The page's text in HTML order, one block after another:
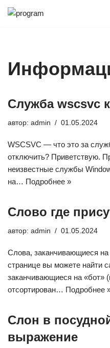
Служба wscsvc
автор: admin 01.05.2024
WSCSVC — что это за
отключить? Приветствую.
неизвестные службы
на… Подробнее »
Слово где
автор: admin 01.05.2024
Слова, заканчивающиеся
странице вы можете найти
заканчивающиеся на
отсортирован… Подробнее
Слон в
выражение